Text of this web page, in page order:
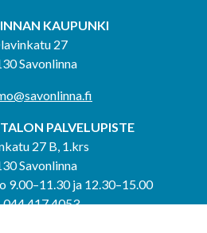
KAUPUNKI
27
Savonlinna
PALVELUPISTE
27 B, 1.krs
Savonlinna
9.00–11.30 ja 12.30–15.00
044 417 4053